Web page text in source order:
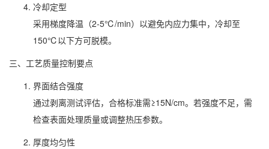
冷却定型
采用梯度降温（2-5℃/min）以避免内应力集中，冷却至
150℃以下方可脱模。
三、工艺质量控制要点
界面结合强度
通过剥离测试评估，合格标准需≥15N/cm。若强度不足，需
检查表面处理质量或调整热压参数。
厚度均匀性